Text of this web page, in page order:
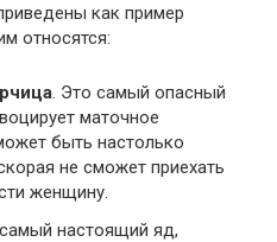
как пример
относятся:
. Это самый опасный
маточное
быть настолько
не сможет приехать
женщину.
настоящий яд,